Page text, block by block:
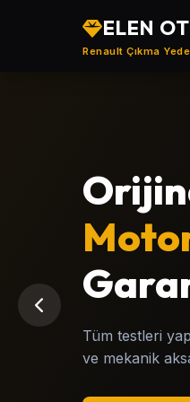
ELEN
Renault Çıkma
Clio, Megane,
Renault
Tüm testleri
ve mekanik